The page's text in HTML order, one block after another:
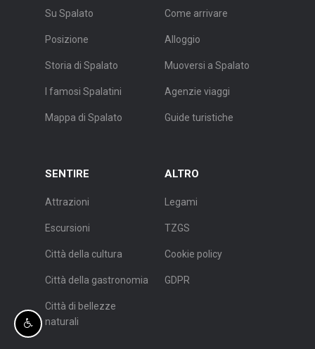
Su Spalato
Posizione
Storia di Spalato
I famosi Spalatini
Mappa di Spalato
Come arrivare
Alloggio
Muoversi a Spalato
Agenzie viaggi
Guide turistiche
SENTIRE
Attrazioni
Escursioni
Città della cultura
Città della gastronomia
Città di bellezze
naturali
ALTRO
Legami
TZGS
Cookie policy
GDPR